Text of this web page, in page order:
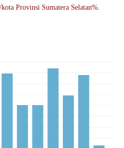
Provinsi Sumatera Selatan%.